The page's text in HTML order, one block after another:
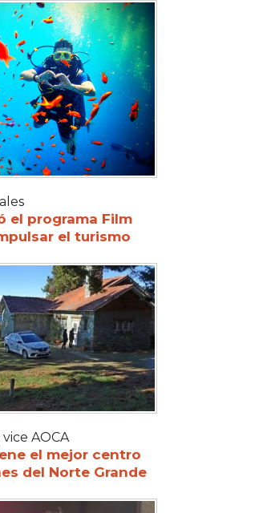
el programa Film
el turismo
AOCA
el mejor centro
del Norte Grande